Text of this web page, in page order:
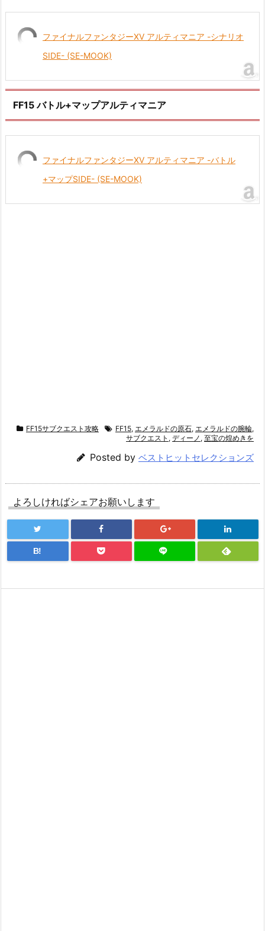
ファイナルファンタジーXV アルティマニア -シナリオ
SIDE- (SE-MOOK)
FF15 バトル+マップアルティマニア
ファイナルファンタジーXV アルティマニア -バトル
+マップSIDE- (SE-MOOK)
FF15サブクエスト攻略 FF15, エメラルドの原石, エメラルドの腕輪,
サブクエスト , ディーノ , 至宝の煌めきを
Posted by ベストヒットセレクションズ
よろしければシェアお願いします
B!